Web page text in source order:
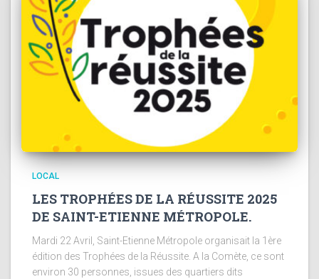
LOCAL
LES TROPHÉES DE LA RÉUSSITE 2025
DE SAINT-ETIENNE MÉTROPOLE.
Mardi 22 Avril, Saint-Etienne Métropole organisait la 1ère
édition des Trophées de la Réussite. A la Comète, ce sont
environ 30 personnes, issues des quartiers dits